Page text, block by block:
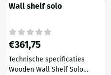
Wall shelf solo
Prijs: 361,75
€361,75
Technische specificaties
Wooden Wall Shelf Solo